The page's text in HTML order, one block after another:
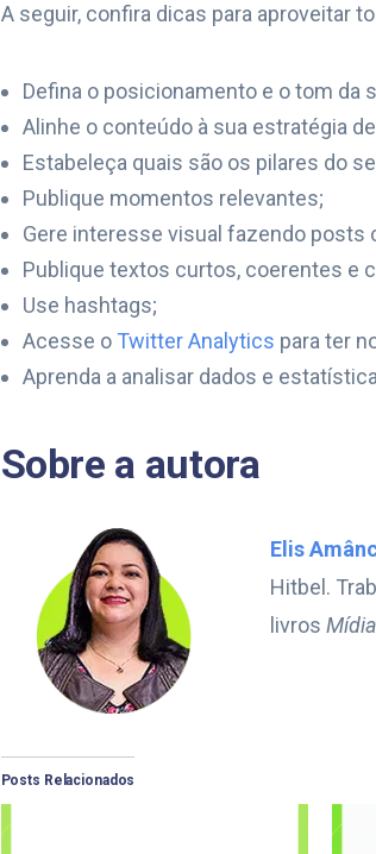
A seguir, confira dicas para aproveitar
Defina o posicionamento e o tom da
Alinhe o conteúdo à sua estratégia
Estabeleça quais são os pilares do
Publique momentos relevantes;
Gere interesse visual fazendo posts
Publique textos curtos, coerentes e
Use hashtags;
Acesse o Twitter Analytics para ter
Aprenda a analisar dados e
Sobre a autora
Elis
Hitbel.
livros
Posts Relacionados